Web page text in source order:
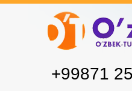
+99871